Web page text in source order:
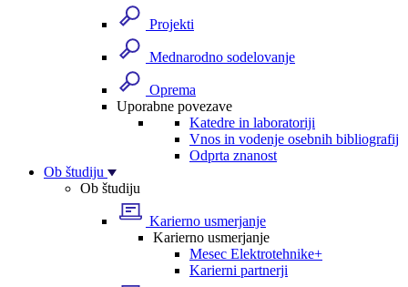
Projekti
Mednarodno sodelovanje
Oprema
Uporabne povezave
Katedre in laboratoriji
Vnos in vodenje osebnih bibliografij
Odprta znanost
Ob študiju
Ob študiju
Karierno usmerjanje
Karierno usmerjanje
Mesec Elektrotehnike+
Karierni partnerji